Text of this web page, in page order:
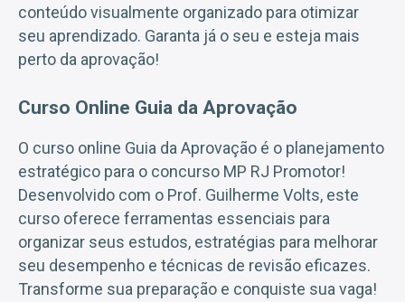
conteúdo visualmente organizado para otimizar
seu aprendizado. Garanta já o seu e esteja mais
perto da aprovação!
Curso Online Guia da Aprovação
O curso online Guia da Aprovação é o planejamento
estratégico para o concurso MP RJ Promotor!
Desenvolvido com o Prof. Guilherme Volts, este
curso oferece ferramentas essenciais para
organizar seus estudos, estratégias para melhorar
seu desempenho e técnicas de revisão eficazes.
Transforme sua preparação e conquiste sua vaga!